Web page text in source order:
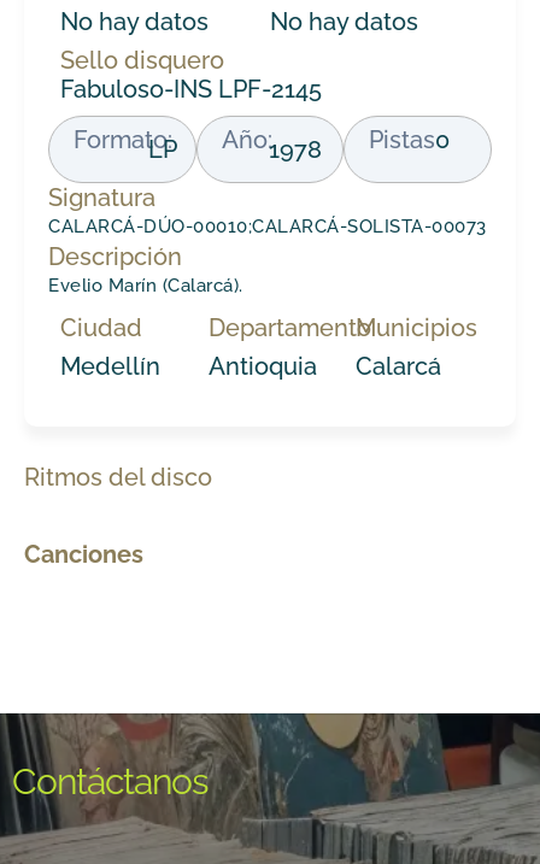
No hay datos
No hay datos
Sello disquero
Fabuloso-INS LPF-2145
Formato:
LP Año:1978 Pistas0
Signatura
CALARCÁ-DÚO-00010;CALARCÁ-SOLISTA-00073
Descripción
Evelio Marín (Calarcá).
Ciudad
Medellín
Departamento
Antioquia
Municipios
Calarcá
Ritmos del disco
Canciones
Contáctanos